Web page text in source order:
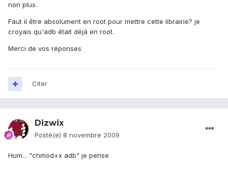
non plus.
Faut il être absolument en root pour mettre cette librairie? je
croyais qu'adb était déjà en root.
Merci de vos réponses
Citer
Dizwix
Posté(e) 8 novembre 2009
Hum... "chmod+x adb" je pense